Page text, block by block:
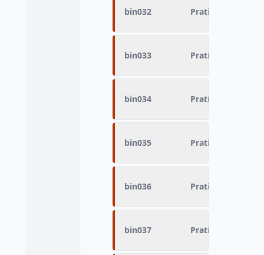
bin032 Pratique du
bin033 Pratique du
bin034 Pratique du
bin035 Pratique du
bin036 Pratique du
bin037 Pratique du